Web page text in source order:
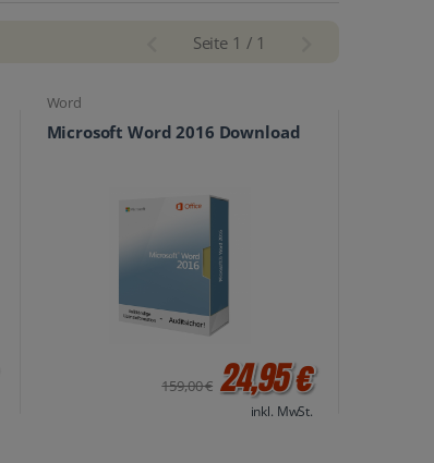
Seite 1 / 1
Word
Microsoft Word 2016 Download
159,00 € 24,95 €
inkl. MwSt.